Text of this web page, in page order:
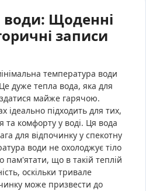
води: Щоденні
записи
температура води
дуже тепла вода, яка для
майже гарячою.
ідеально підходить для тих,
та комфорту у воді. Ця вода
для відпочинку у спекотну
води не охолоджує тіло
що в такій теплій
оскільки тривале
може призвести до